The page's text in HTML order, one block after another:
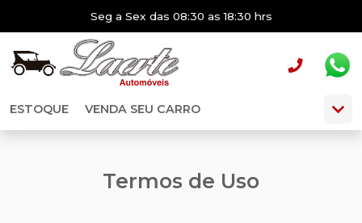
Seg a Sex das 08:30 as 18:30 hrs
ESTOQUE VENDA SEU CARRO
Termos de Uso